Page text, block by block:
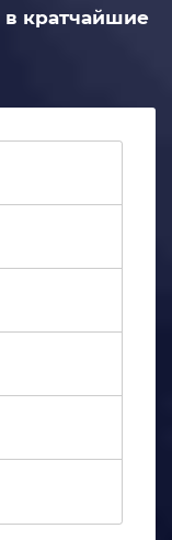
в кратчайшие